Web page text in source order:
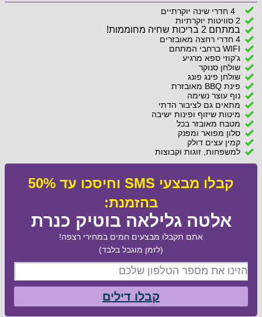
4 חדרי שינה יוקרתיים
2 סוויטות יוקרתיות
במתחם 2 בריכות שחיה מחוממות!
4 חדרי רחצה מאובזרים
WIFI ברחבי המתחם
ג'קוזי ספא מרגיע
שולחן סנוקר
שולחן פינג פונג
פינת BBQ מאובזרת
נוף עוצר נשימה
מתאים גם לציבור הדתי
מיטות שיזוף ופינות ישיבה
מטבח מאובזר בכל
סלון מפואר ומפנק
קמין עצים דולק
למשפחות, זוגות וקבוצות
קבלו מבצעי SMS וחיסכו עד 50%
בהזמנת:
אלטה גלילאה בוטיק כנרת
אתם תקבלו מבצעים חמים במחירי רצפה!
(לזמן מוגבל בלבד)
קבלו דילים